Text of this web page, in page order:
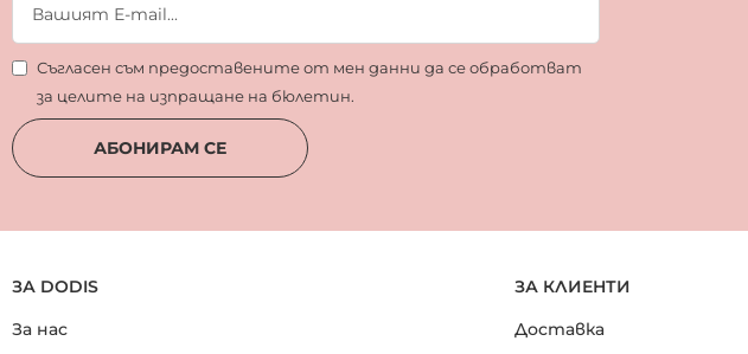
Съгласен съм предоставените от мен данни да се обработват
за целите на изпращане на бюлетин.
АБОНИРАМ СЕ
ЗА DODIS
За нас
ЗА КЛИЕНТИ
Доставка